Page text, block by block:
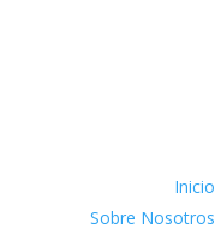
Inicio
Sobre Nosotros